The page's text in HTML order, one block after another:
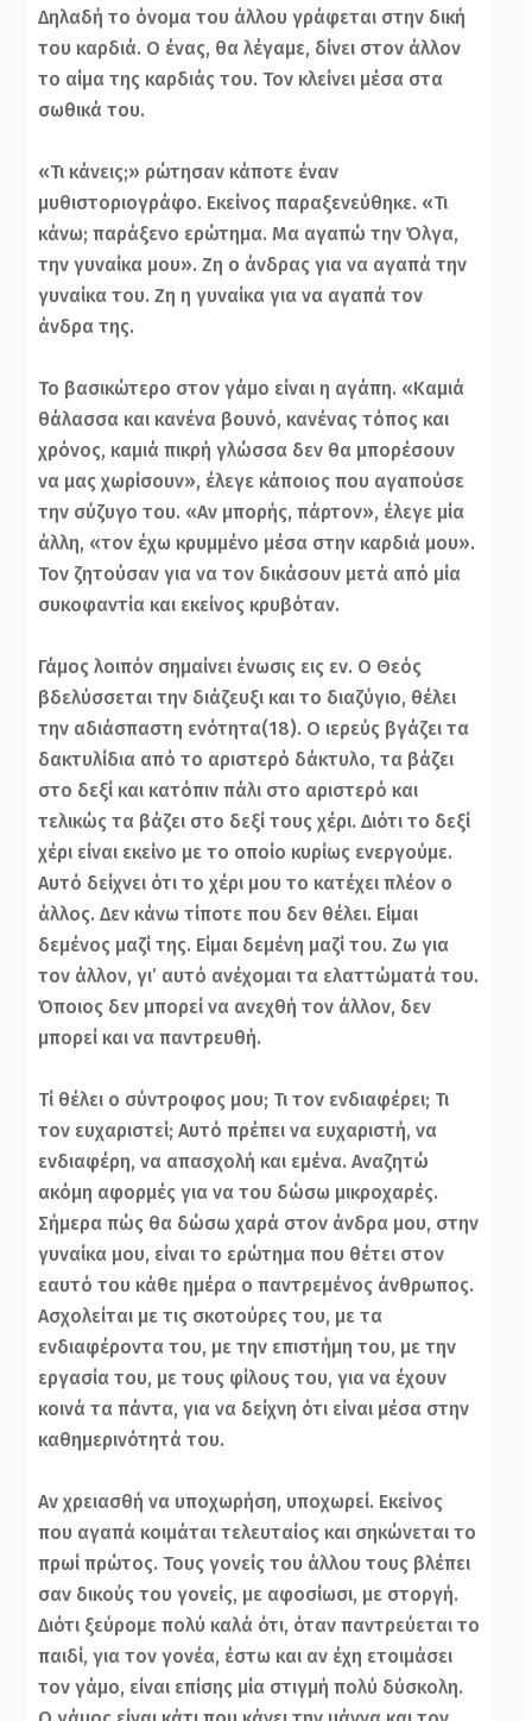
Δηλαδή το όνομα του άλλου γράφεται στην δική
του καρδιά. Ο ένας, θα λέγαμε, δίνει στον άλλον
το αίμα της καρδιάς του. Τον κλείνει μέσα στα
σωθικά του.
«Τι κάνεις;» ρώτησαν κάποτε έναν
μυθιστοριογράφο. Εκείνος παραξενεύθηκε. «Τι
κάνω; παράξενο ερώτημα. Μα αγαπώ την Όλγα,
την γυναίκα μου». Ζη ο άνδρας για να αγαπά την
γυναίκα του. Ζη η γυναίκα για να αγαπά τον
άνδρα της.
Το βασικώτερο στον γάμο είναι η αγάπη. «Καμιά
θάλασσα και κανένα βουνό, κανένας τόπος και
χρόνος, καμιά πικρή γλώσσα δεν θα μπορέσουν
να μας χωρίσουν», έλεγε κάποιος που αγαπούσε
την σύζυγο του. «Αν μπορής, πάρτον», έλεγε μία
άλλη, «τον έχω κρυμμένο μέσα στην καρδιά μου».
Τον ζητούσαν για να τον δικάσουν μετά από μία
συκοφαντία και εκείνος κρυβόταν.
Γάμος λοιπόν σημαίνει ένωσις εις εν. Ο Θεός
βδελύσσεται την διάζευξι και το διαζύγιο, θέλει
την αδιάσπαστη ενότητα(18). Ο ιερεύς βγάζει τα
δακτυλίδια από το αριστερό δάκτυλο, τα βάζει
στο δεξί και κατόπιν πάλι στο αριστερό και
τελικώς τα βάζει στο δεξί τους χέρι. Διότι το δεξί
χέρι είναι εκείνο με το οποίο κυρίως ενεργούμε.
Αυτό δείχνει ότι το χέρι μου το κατέχει πλέον ο
άλλος. Δεν κάνω τίποτε που δεν θέλει. Είμαι
δεμένος μαζί της. Είμαι δεμένη μαζί του. Ζω για
τον άλλον, γι’ αυτό ανέχομαι τα ελαττώματά του.
Όποιος δεν μπορεί να ανεχθή τον άλλον, δεν
μπορεί και να παντρευθή.
Τί θέλει ο σύντροφος μου; Τι τον ενδιαφέρει; Τι
τον ευχαριστεί; Αυτό πρέπει να ευχαριστή, να
ενδιαφέρη, να απασχολή και εμένα. Αναζητώ
ακόμη αφορμές για να του δώσω μικροχαρές.
Σήμερα πώς θα δώσω χαρά στον άνδρα μου, στην
γυναίκα μου, είναι το ερώτημα που θέτει στον
εαυτό του κάθε ημέρα ο παντρεμένος άνθρωπος.
Ασχολείται με τις σκοτούρες του, με τα
ενδιαφέροντα του, με την επιστήμη του, με την
εργασία του, με τους φίλους του, για να έχουν
κοινά τα πάντα, για να δείχνη ότι είναι μέσα στην
καθημερινότητά του.
Αν χρειασθή να υποχωρήση, υποχωρεί. Εκείνος
που αγαπά κοιμάται τελευταίος και σηκώνεται το
πρωί πρώτος. Τους γονείς του άλλου τους βλέπει
σαν δικούς του γονείς, με αφοσίωσι, με στοργή.
Διότι ξεύρομε πολύ καλά ότι, όταν παντρεύεται το
παιδί, για τον γονέα, έστω και αν έχη ετοιμάσει
τον γάμο, είναι επίσης μία στιγμή πολύ δύσκολη.